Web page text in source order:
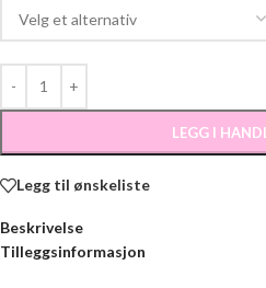
LEGG I
Legg til ønskeliste
Beskrivelse
Tilleggsinformasjon